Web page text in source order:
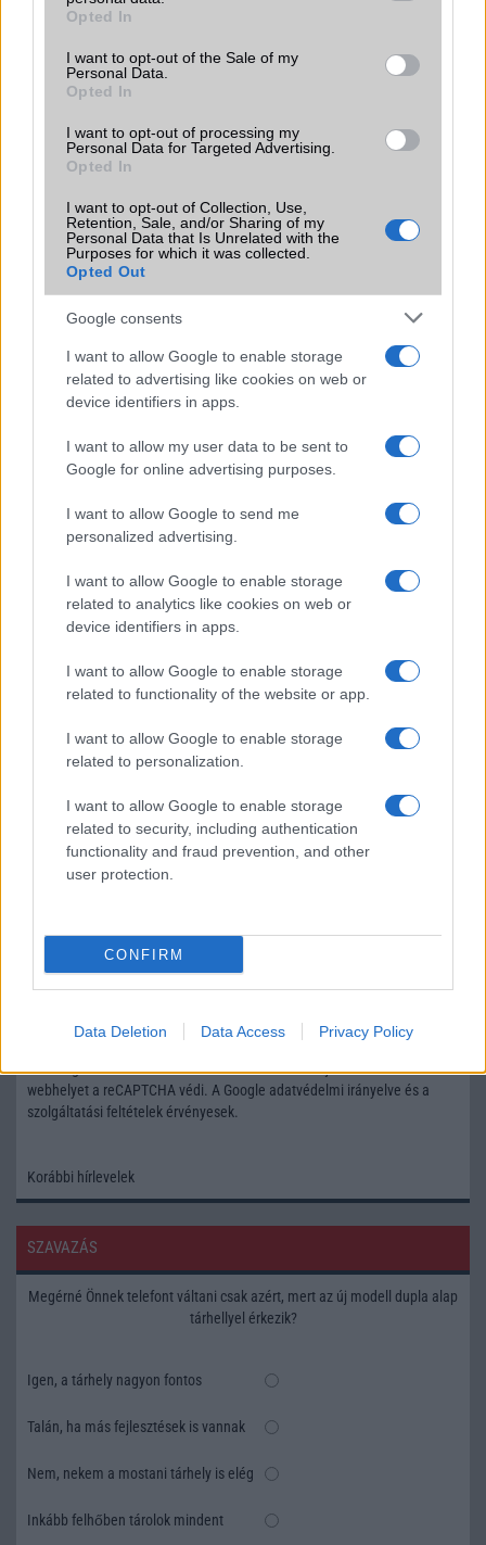
grant or deny consent to Google and its third-party tags to
use your data for below specified purposes in below Google
consent section.
Opted In
I want to opt-out of the Sale of my
Personal Data.
Opted In
I want to opt-out of processing my
Personal Data for Targeted Advertising.
Opted In
I want to opt-out of Collection, Use,
Retention, Sale, and/or Sharing of my
Personal Data that Is Unrelated with the
Purposes for which it was collected.
Opted Out
Google consents
I want to allow Google to enable storage
related to advertising like cookies on web or
device identifiers in apps.
I want to allow my user data to be sent to
Google for online advertising purposes.
I want to allow Google to send me
personalized advertising.
I want to allow Google to enable storage
related to analytics like cookies on web or
device identifiers in apps.
I want to allow Google to enable storage
related to functionality of the website or app.
I want to allow Google to enable storage
related to personalization.
I want to allow Google to enable storage
related to security, including authentication
functionality and fraud prevention, and other
user protection.
CONFIRM
Data Deletion Data Access Privacy Policy
Motorola
Samsung
Xiaomi
ZTE
Mennyibe kerül
Keressen a telefonboltok ajánlatai között!
TELEFONOK GYORSLISTA
Márka :
Feliratkozás a Telefonguru ingyenes hírlevelére
Elfogadom azAdatvédelmi és Adatkezelési TájékoztatótEzt a
webhelyet a reCAPTCHA védi. A Google adatvédelmi irányelve és a
szolgáltatási feltételek érvényesek.
Korábbi hírlevelek
SZAVAZÁS
Megérné Önnek telefont váltani csak azért, mert az új modell dupla alap
tárhellyel érkezik?
Igen, a tárhely nagyon fontos
Talán, ha más fejlesztések is vannak
Nem, nekem a mostani tárhely is elég
Inkább felhőben tárolok mindent